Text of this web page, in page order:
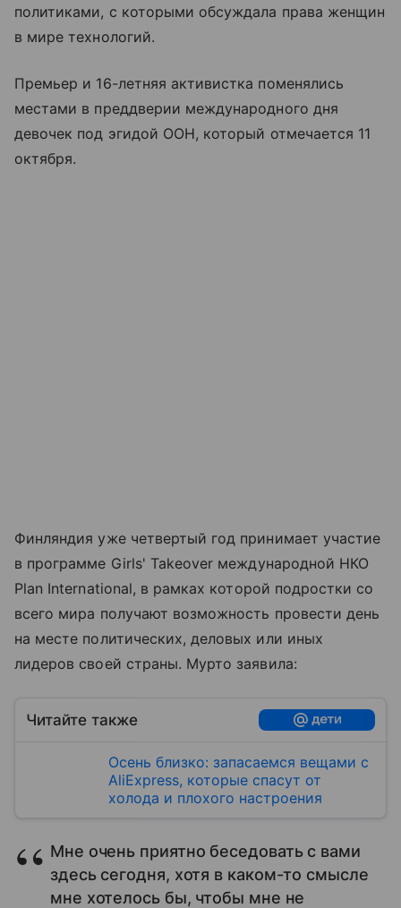
политиками, с которыми обсуждала права женщин
в мире технологий.
Премьер и 16-летняя активистка поменялись
местами в преддверии международного дня
девочек под эгидой ООН, который отмечается 11
октября.
Финляндия уже четвертый год принимает участие
в программе Girls' Takeover международной НКО
Plan International, в рамках которой подростки со
всего мира получают возможность провести день
на месте политических, деловых или иных
лидеров своей страны. Мурто заявила:
Читайте также
Осень близко: запасаемся вещами с
AliExpress, которые спасут от
холода и плохого настроения
Мне очень приятно беседовать с вами
здесь сегодня, хотя в каком-то смысле
мне хотелось бы, чтобы мне не